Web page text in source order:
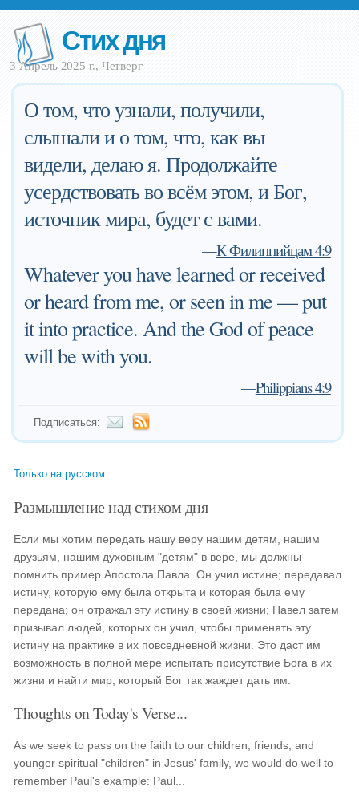
Стих дня
3 Апрель 2025 г., Четверг
О том, что узнали, получили,
слышали и о том, что, как вы
видели, делаю я. Продолжайте
усердствовать во всём этом, и Бог,
источник мира, будет с вами.
—К Филиппийцам 4:9
Whatever you have learned or received
or heard from me, or seen in me — put
it into practice. And the God of peace
will be with you.
—Philippians 4:9
Подписаться:
Только на русском
Размышление над стихом дня
Если мы хотим передать нашу веру нашим детям, нашим
друзьям, нашим духовным "детям" в вере, мы должны
помнить пример Апостола Павла. Он учил истине; передавал
истину, которую ему была открыта и которая была ему
передана; он отражал эту истину в своей жизни; Павел затем
призывал людей, которых он учил, чтобы применять эту
истину на практике в их повседневной жизни. Это даст им
возможность в полной мере испытать присутствие Бога в их
жизни и найти мир, который Бог так жаждет дать им.
Thoughts on Today's Verse...
As we seek to pass on the faith to our children, friends, and
younger spiritual "children" in Jesus' family, we would do well to
remember Paul's example: Paul...